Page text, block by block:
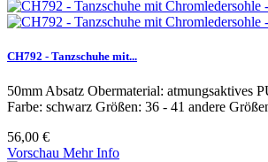
CH792 - Tanzschuhe mit...
50mm Absatz Obermaterial: atmungsaktives
Farbe: schwarz Größen: 36 - 41 andere
56,00 €
Vorschau Mehr Info